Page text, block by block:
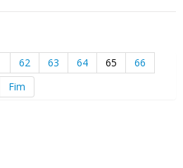
62 63 64 65
66
Fim